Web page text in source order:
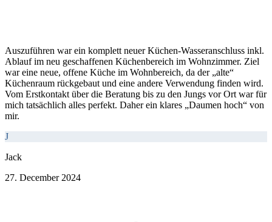
Auszuführen war ein komplett neuer Küchen-Wasseranschluss inkl.
Ablauf im neu geschaffenen Küchenbereich im Wohnzimmer. Ziel
war eine neue, offene Küche im Wohnbereich, da der „alte“
Küchenraum rückgebaut und eine andere Verwendung finden wird.
Vom Erstkontakt über die Beratung bis zu den Jungs vor Ort war für
mich tatsächlich alles perfekt. Daher ein klares „Daumen hoch“ von
mir.
J
Jack
27. December 2024